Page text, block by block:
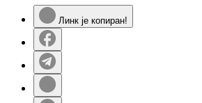
Линк је копиран!